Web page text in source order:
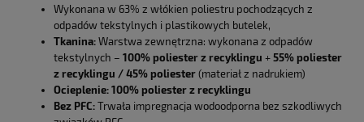
Wykonana w 63% z włókien poliestru pochodzących z
odpadów tekstylnych i plastikowych butelek,
Tkanina: Warstwa zewnętrzna: wykonana z odpadów
tekstylnych – 100% poliester z recyklingu + 55% poliester
z recyklingu / 45% poliester (materiał z nadrukiem)
Ocieplenie: 100% poliester z recyklingu
Bez PFC: Trwała impregnacja wodoodporna bez szkodliwych